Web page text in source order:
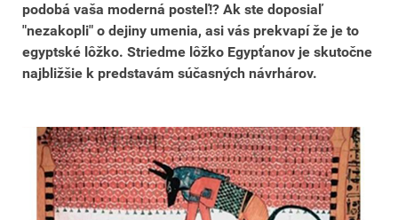
podobá vaša moderná posteľ!? Ak ste doposiaľ
"nezakopli" o dejiny umenia, asi vás prekvapí že je to
egyptské lôžko. Striedme lôžko Egypťanov je skutočne
najbližšie k predstavám súčasných návrhárov.